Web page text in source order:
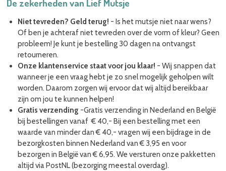
De zekerheden van Lief Mutsje
Niet tevreden? Geld terug! - Is het mutsje niet naar wens?
Of ben je achteraf niet tevreden over de vorm of kleur? Geen
probleem! Je kunt je bestelling 30 dagen na ontvangst
retourneren.
Onze klantenservice staat voor jou klaar! - Wij snappen dat
wanneer je een vraag hebt je zo snel mogelijk geholpen wilt
worden. Daarom zorgen wij ervoor dat wij altijd bereikbaar
zijn om jou te kunnen helpen!
Gratis verzending -Gratis verzending in Nederland en België
bij bestellingen vanaf € 40,- Bij een bestelling met een
waarde van minder dan € 40,- vragen wij een bijdrage in de
bezorgkosten binnen Nederland van € 3,95 en voor
bezorgen in België van € 6,95. We versturen onze pakketten
altijd via PostNL (bezorging meestal overdag).